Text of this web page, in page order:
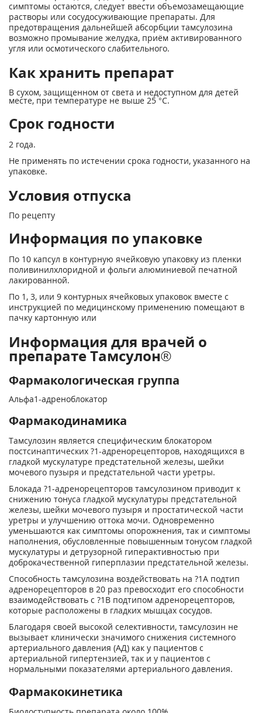
симптомы остаются, следует ввести объемозамещающие
растворы или сосудосуживающие препараты. Для
предотвращения дальнейшей абсорбции тамсулозина
возможно промывание желудка, приём активированного
угля или осмотического слабительного.
Как хранить препарат
В сухом, защищенном от света и недоступном для детей
месте, при температуре не выше 25 °С.
Срок годности
2 года.
Не применять по истечении срока годности, указанного на
упаковке.
Условия отпуска
По рецепту
Информация по упаковке
По 10 капсул в контурную ячейковую упаковку из пленки
поливинилхлоридной и фольги алюминиевой печатной
лакированной.
По 1, 3, или 9 контурных ячейковых упаковок вместе с
инструкцией по медицинскому применению помещают в
пачку картонную или
Информация для врачей о
препарате Тамсулон®
Фармакологическая группа
Альфа1-адреноблокатор
Фармакодинамика
Тамсулозин является специфическим блокатором
постсинаптических ?1-адренорецепторов, находящихся в
гладкой мускулатуре предстательной железы, шейки
мочевого пузыря и предстательной части уретры.
Блокада ?1-адренорецепторов тамсулозином приводит к
снижению тонуса гладкой мускулатуры предстательной
железы, шейки мочевого пузыря и простатической части
уретры и улучшению оттока мочи. Одновременно
уменьшаются как симптомы опорожнения, так и симптомы
наполнения, обусловленные повышенным тонусом гладкой
мускулатуры и детрузорной гиперактивностью при
доброкачественной гиперплазии предстательной железы.
Способность тамсулозина воздействовать на ?1А подтип
адренорецепторов в 20 раз превосходит его способности
взаимодействовать с ?1 B подтипом адренорецепторов,
которые расположены в гладких мышцах сосудов.
Благодаря своей высокой селективности, тамсулозин не
вызывает клинически значимого снижения системного
артериального давления (АД) как у пациентов с
артериальной гипертензией, так и у пациентов с
нормальными показателями артериального давления.
Фармакокинетика